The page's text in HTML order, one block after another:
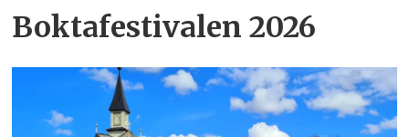
Boktafestivalen 2026